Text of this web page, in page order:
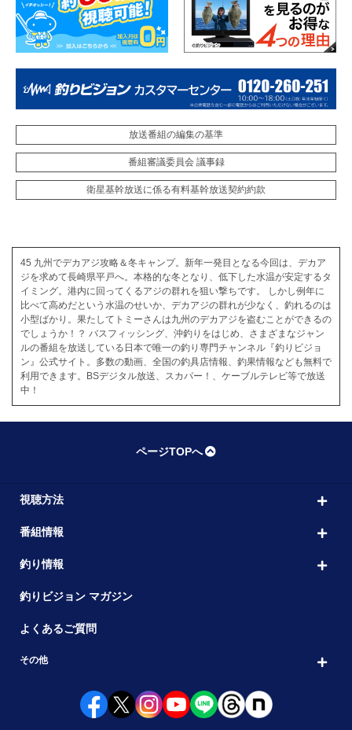
放送番組の編集の基準
番組審議委員会 議事録
衛星基幹放送に係る有料基幹放送契約約款
45 九州でデカアジ攻略＆冬キャンプ。新年一発目となる今回は、デカア
ジを求めて長崎県平戸へ。本格的な冬となり、低下した水温が安定するタ
イミング。港内に回ってくるアジの群れを狙い撃ちです。 しかし例年に
比べて高めだという水温のせいか、デカアジの群れが少なく、釣れるのは
小型ばかり。果たしてトミーさんは九州のデカアジを盗むことができるの
でしょうか！？ バスフィッシング、沖釣りをはじめ、さまざまなジャン
ルの番組を放送している日本で唯一の釣り専門チャンネル『釣りビジョ
ン』公式サイト。多数の動画、全国の釣具店情報、釣果情報なども無料で
利用できます。BSデジタル放送、スカパー！、ケーブルテレビ等で放送
中！
ページTOPへ
視聴方法
番組情報
釣り情報
釣りビジョン マガジン
よくあるご質問
その他